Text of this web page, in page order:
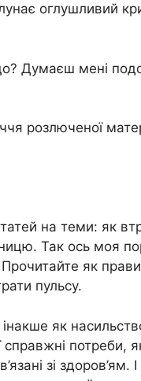
оглушливий
Думаєш мені
розлюченої
на теми: як
Так ось моя
як
пульсу.
як
справжні потреби,
зі здоров’ям.